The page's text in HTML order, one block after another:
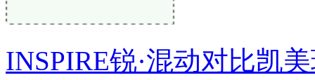
INSPIRE锐·混动对比凯